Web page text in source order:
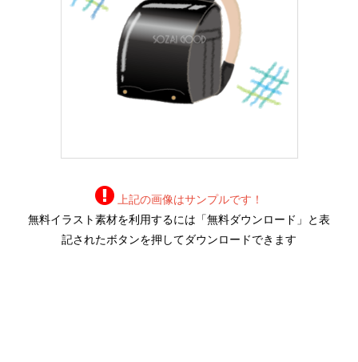
上記の画像はサンプルです！
無料イラスト素材を利用するには「無料ダウンロード」と表
記されたボタンを押してダウンロードできます